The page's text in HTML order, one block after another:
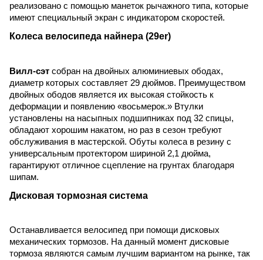
реализовано с помощью манеток рычажного типа, которые
имеют специальный экран с индикатором скоростей.
Колеса велосипеда найнера (29er)
Вилл-сэт собран на двойных алюминиевых ободах,
диаметр которых составляет 29 дюймов. Преимуществом
двойных ободов является их высокая стойкость к
деформации и появлению «восьмерок.» Втулки
установлены на насыпных подшипниках под 32 спицы,
обладают хорошим накатом, но раз в сезон требуют
обслуживания в мастерской. Обуты колеса в резину с
универсальным протектором шириной 2,1 дюйма,
гарантируют отличное сцепление на грунтах благодаря
шипам.
Дисковая тормозная система
Останавливается велосипед при помощи дисковых
механических тормозов. На данный момент дисковые
тормоза являются самым лучшим вариантом на рынке, так